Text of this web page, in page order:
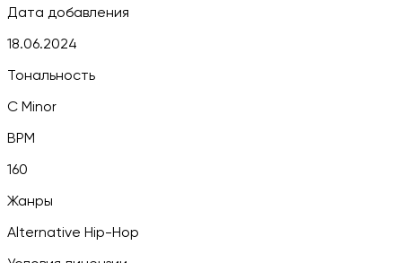
Дата добавления
18.06.2024
Тональность
C Minor
BPM
160
Жанры
Alternative Hip-Hop